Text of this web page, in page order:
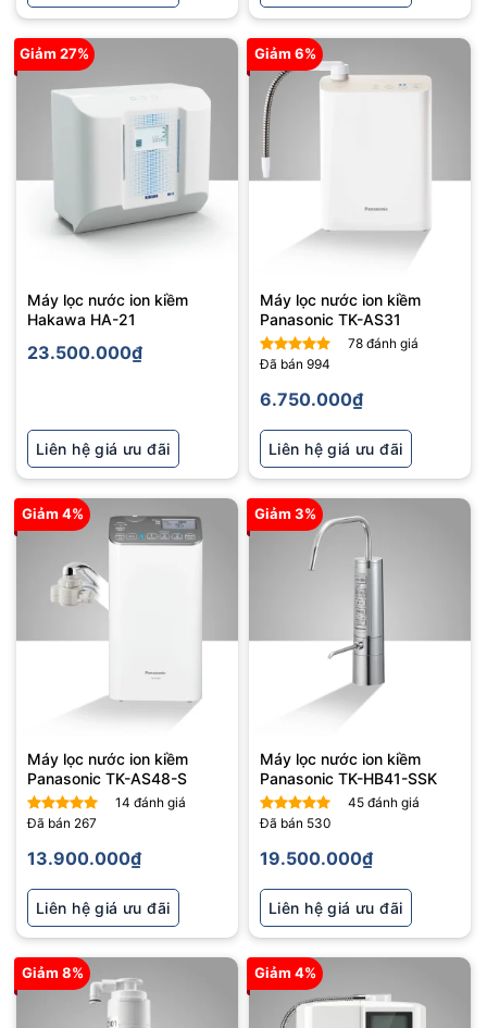
Giảm 27%
Máy lọc nước ion kiềm
Hakawa HA-21
23.500.000₫
Liên hệ giá ưu đãi
Giảm 6%
Máy lọc nước ion kiềm
Panasonic TK-AS31
Được xếp
sao
78đánh giá
Đã bán 994
6.750.000₫
Liên hệ giá ưu đãi
Giảm 4%
Máy lọc nước ion kiềm
Panasonic TK-AS48-S
Được xếp
sao
14 đánh giá
Đã bán 267
13.900.000₫
Liên hệ giá ưu đãi
Giảm 3%
Máy lọc nước ion kiềm
Panasonic TK-HB41-SSK
Được xếp
sao
45đánh giá
Đã bán 530
19.500.000₫
Liên hệ giá ưu đãi
Giảm 8% Giảm 4%